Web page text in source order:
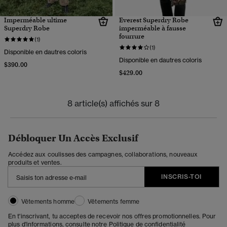
Imperméable ultime
Superdry Robe
(1)
Disponible en dautres coloris
$390.00
Everest Superdry Robe
imperméable à fausse
fourrure
(1)
Disponible en dautres coloris
$429.00
8 article(s) affichés sur 8
Débloquer Un Accès Exclusif
Accédez aux coulisses des campagnes, collaborations, nouveaux
produits et ventes.
INSCRIS-TOI
Vêtements homme
Vêtements femme
En t'inscrivant, tu acceptes de recevoir nos offres promotionnelles. Pour
plus d'informations, consulte notre Politique de confidentialité